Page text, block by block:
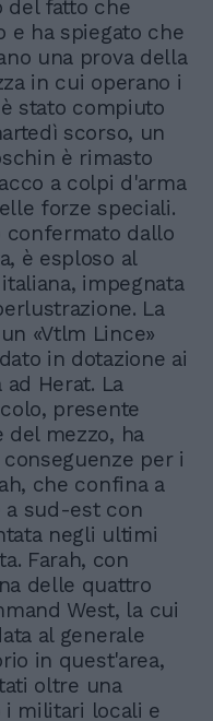
del fatto che
e ha spiegato che
una prova della
in cui operano i
stato compiuto
scorso, un
è rimasto
a colpi d'arma
forze speciali.
confermato dallo
è esploso al
impegnata
La
«Vtlm Lince»
in dotazione ai
Herat. La
presente
mezzo, ha
per i
che confina a
a sud-est con
negli ultimi
Farah, con
delle quattro
West, la cui
al generale
in quest'area,
oltre una
i militari locali e